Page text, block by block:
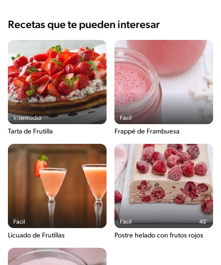
Recetas que te pueden interesar
Intermedio
Tarta de Frutilla
Fácil
Frappé de Frambuesa
Fácil
Licuado de Frutillas
Fácil 45'
Postre helado con frutos rojos